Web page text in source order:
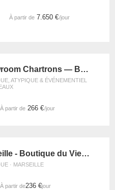
À partir de7.650 €/jour
Showroom Chartrons — Bordeaux
ATYPIQUE & ÉVÉNEMENTIEL
À partir de266 €/jour
Marseille - Boutique du Vieux-Port
· MARSEILLE
À partir de236 €/jour